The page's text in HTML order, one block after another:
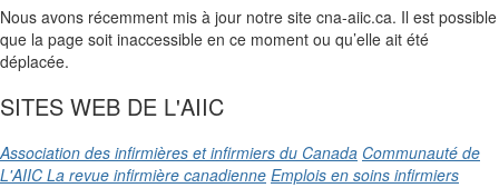
Nous avons récemment mis à jour notre site cna-aiic.ca. Il est possible
que la page soit inaccessible en ce moment ou qu’elle ait été
déplacée.
SITES WEB DE L'AIIC
Association des infirmières et infirmiers du Canada Communauté de
L'AIIC La revue infirmière canadienne Emplois en soins infirmiers